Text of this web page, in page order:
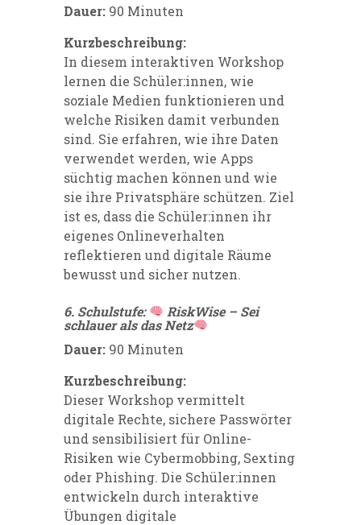
Dauer: 90 Minuten
Kurzbeschreibung:
In diesem interaktiven Workshop
lernen die Schüler:innen, wie
soziale Medien funktionieren und
welche Risiken damit verbunden
sind. Sie erfahren, wie ihre Daten
verwendet werden, wie Apps
süchtig machen können und wie
sie ihre Privatsphäre schützen. Ziel
ist es, dass die Schüler:innen ihr
eigenes Onlineverhalten
reflektieren und digitale Räume
bewusst und sicher nutzen.
6. Schulstufe:
RiskWise – Sei
schlauer als das Netz
Dauer: 90 Minuten
Kurzbeschreibung:
Dieser Workshop vermittelt
digitale Rechte, sichere Passwörter
und sensibilisiert für Online-
Risiken wie Cybermobbing, Sexting
oder Phishing. Die Schüler:innen
entwickeln durch interaktive
Übungen digitale